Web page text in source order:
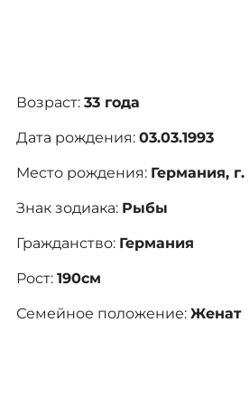
Возраст: 33 года
Дата рождения: 03.03.1993
Место рождения: Германия,
Знак зодиака: Рыбы
Гражданство: Германия
Рост: 190см
Семейное положение: Женат